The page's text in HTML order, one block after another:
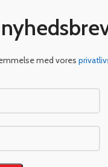
med vores